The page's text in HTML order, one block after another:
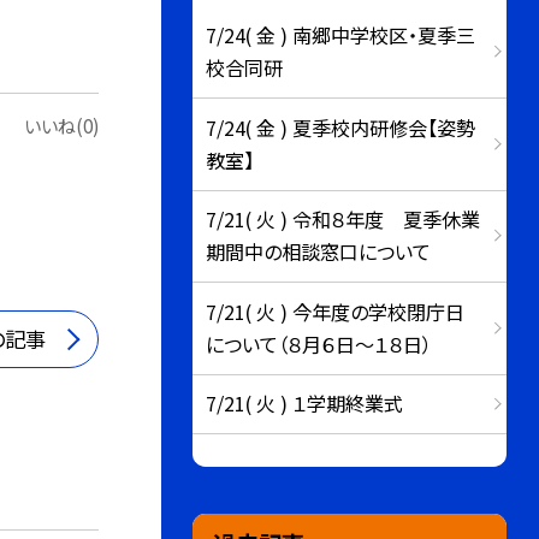
いいね(0)
事
7/24( 金 ) 南郷中学校区・夏季三
校合同研
7/24( 金 ) 夏季校内研修会【姿勢
教室】
7/21( 火 ) 令和８年度 夏季休業
期間中の相談窓口について
7/21( 火 ) 今年度の学校閉庁日
について（８月６日～１８日）
7/21( 火 ) １学期終業式